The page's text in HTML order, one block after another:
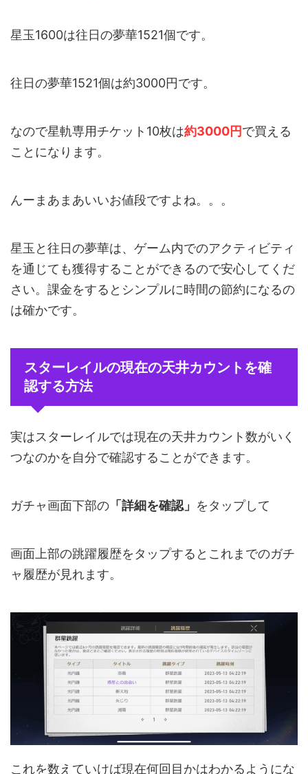
星玉1600は往日の夢華1521個です。
往日の夢華1521個は約3000円です。
なので星軌専用チケット10枚は約3000円で買える
ことになります。
んーまあまあいいお値段ですよね。。。
星玉と往日の夢華は、ゲーム内でのアクティビティ
を通じても獲得することができるので安心してくだ
さい。課金をするとシンプルに時間の節約になるの
は確かです。
スターレイルの現在の天井カウントを確
認する方法
実はスターレイルでは現在の天井カウント数がいく
つなのかを自分で確認することができます。
ガチャ画面下部の 「詳細を確認」 をタップして
画面上部の跳躍履歴をタップするとこれまでのガチ
ャ履歴が見れます。
これを数えていけば現在何回目かはわかるようにな